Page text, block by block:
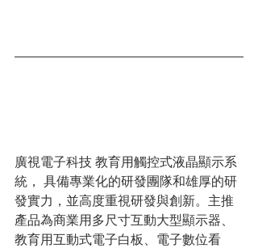
廣視電子科技 教育用觸控式液晶顯示系
統， 具備專業化的研發團隊和雄厚的研
發實力，並高度重視研發與創新。主推
產品為商業用多尺寸互動大型顯示器、
教育用互動式電子白板、電子數位看